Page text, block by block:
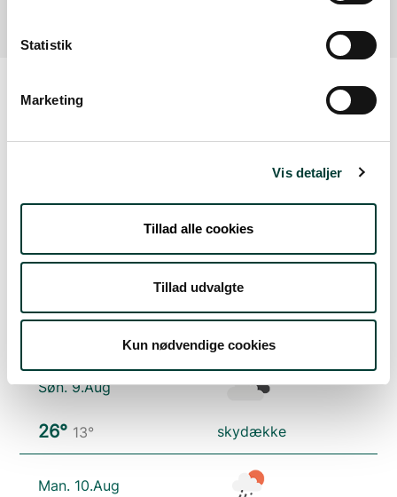
Statistik
Marketing
Vis detaljer
Tillad alle cookies
Tillad udvalgte
Kun nødvendige cookies
skydække
Søn. 9.Aug
26° 13° skydække
Man. 10.Aug